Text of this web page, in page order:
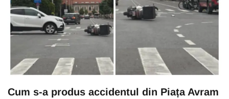
Cum s-a produs accidentul din Piața Avram